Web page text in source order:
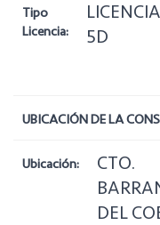
Tipo
Licencia:
LICENCIA
5D
UBICACIÓN DE LA
Ubicación:
CTO.
DEL